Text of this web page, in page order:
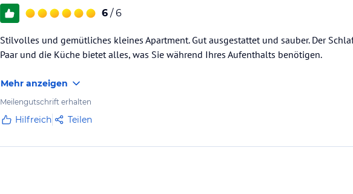
6 / 6
Stilvolles und gemütliches kleines Apartment. Gut ausgestattet und sauber. Der
Paar und die Küche bietet alles, was Sie während Ihres Aufenthalts benötigen.
Mehr anzeigen
Meilengutschrift erhalten
Hilfreich Teilen